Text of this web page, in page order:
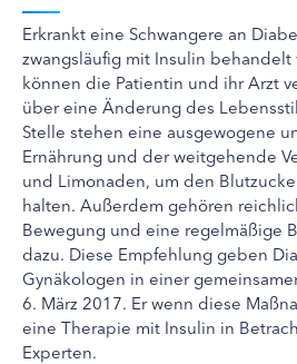
Erkrankt eine Schwangere an
zwangsläufig mit Insulin
können die Patientin und ihr Arzt
über eine Änderung des
Stelle stehen eine ausgewogene
Ernährung und der weitgehende
und Limonaden, um den
halten. Außerdem gehören
Bewegung und eine regelmäßige
dazu. Diese Empfehlung geben
Gynäkologen in einer
6. März 2017. Er wenn diese
eine Therapie mit Insulin in
Experten.